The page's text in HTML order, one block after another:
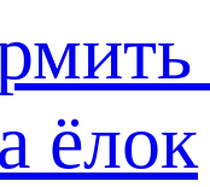
ёлок